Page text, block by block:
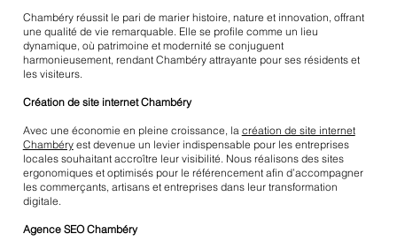
Chambéry réussit le pari de marier histoire, nature et innovation, offrant
une qualité de vie remarquable. Elle se profile comme un lieu
dynamique, où patrimoine et modernité se conjuguent
harmonieusement, rendant Chambéry attrayante pour ses résidents et
les visiteurs.
Création de site internet Chambéry
Avec une économie en pleine croissance, la création de site internet
Chambéryest devenue un levier indispensable pour les entreprises
locales souhaitant accroître leur visibilité. Nous réalisons des sites
ergonomiques et optimisés pour le référencement afin d’accompagner
les commerçants, artisans et entreprises dans leur transformation
digitale.
Agence SEO Chambéry